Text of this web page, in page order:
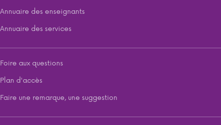
Annuaire des enseignants
Annuaire des services
Foire aux questions
Plan d'accès
Faire une remarque, une suggestion